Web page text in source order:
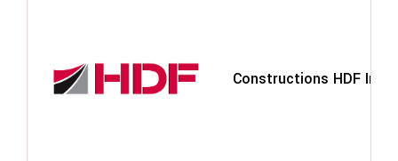
Constructions HDF Inc.